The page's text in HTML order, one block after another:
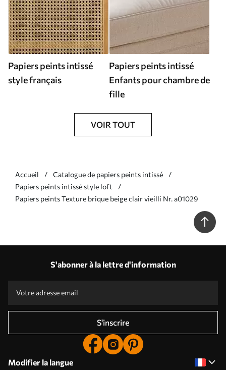
Papiers peints intissé
style français
Papiers peints intissé
Enfants pour chambre de
fille
VOIR TOUT
Accueil
Catalogue de papiers peints intissé
Papiers peints intissé style loft
Papiers peints Texture brique beige clair vieilli Nr. a01029
S'abonner à la lettre d'information
S'inscrire
Modifier la langue